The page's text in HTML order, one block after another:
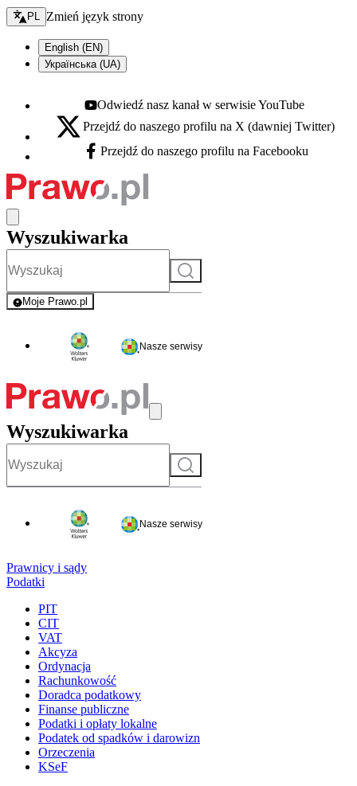
Zmień język - bieżący:
PL Zmień język strony
English (EN)
Українська (UA)
Youtube - otwiera się w nowej karcie
Odwiedź nasz kanał w serwisie YouTube
X - otwiera się w nowej karcie
Przejdź do naszego profilu na X (dawniej Twitter)
Facebook - otwiera się w nowej karcie
Przejdź do naszego profilu na Facebooku
Wyszukiwarka
Szukaj
Moje Prawo.pl
- rejestracja i logowanie do serwisu
Nasze serwisy
Wyszukiwarka
Szukaj
Nasze serwisy
Prawnicy i sądy
Podatki
PIT
CIT
VAT
Akcyza
Ordynacja
Rachunkowość
Doradca podatkowy
Finanse publiczne
Podatki i opłaty lokalne
Podatek od spadków i darowizn
Orzeczenia
KSeF